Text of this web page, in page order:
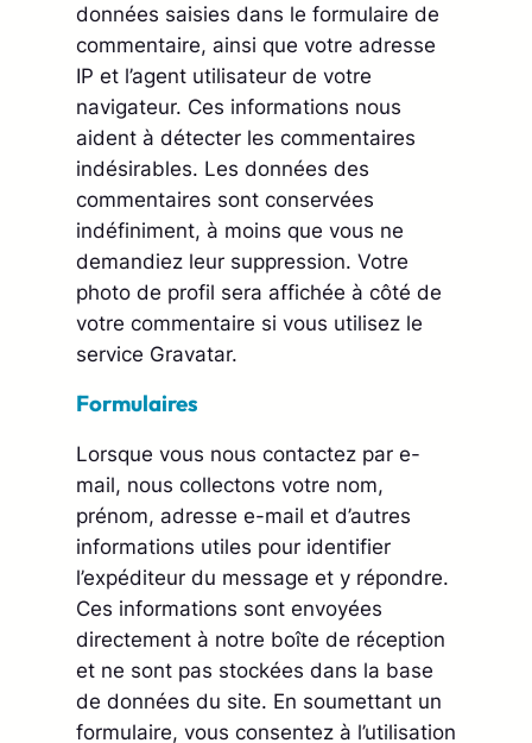
données saisies dans le formulaire de
commentaire, ainsi que votre adresse
IP et l’agent utilisateur de votre
navigateur. Ces informations nous
aident à détecter les commentaires
indésirables. Les données des
commentaires sont conservées
indéfiniment, à moins que vous ne
demandiez leur suppression. Votre
photo de profil sera affichée à côté de
votre commentaire si vous utilisez le
service Gravatar.
Formulaires
Lorsque vous nous contactez par e-
mail, nous collectons votre nom,
prénom, adresse e-mail et d’autres
informations utiles pour identifier
l’expéditeur du message et y répondre.
Ces informations sont envoyées
directement à notre boîte de réception
et ne sont pas stockées dans la base
de données du site. En soumettant un
formulaire, vous consentez à l’utilisation